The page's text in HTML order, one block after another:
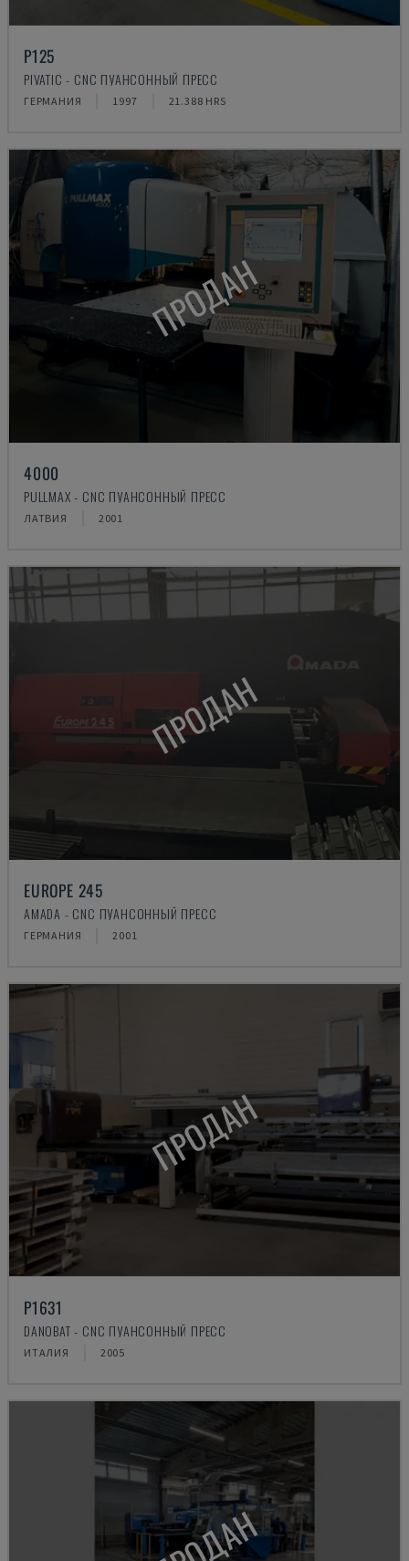
P125
PIVATIC - CNC ПУАНСОННЫЙ ПРЕСС
ГЕРМАНИЯ 1997 21.388 HRS
ПРОДАН
4000
PULLMAX - CNC ПУАНСОННЫЙ ПРЕСС
ЛАТВИЯ 2001
ПРОДАН
EUROPE 245
AMADA - CNC ПУАНСОННЫЙ ПРЕСС
ГЕРМАНИЯ 2001
ПРОДАН
P1631
DANOBAT - CNC ПУАНСОННЫЙ ПРЕСС
ИТАЛИЯ 2005